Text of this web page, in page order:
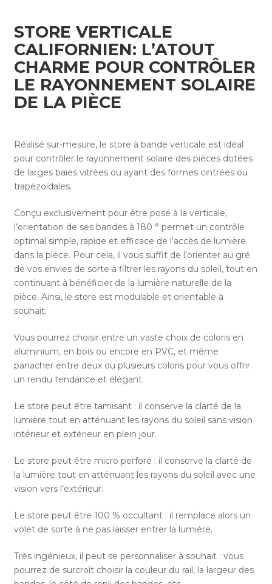
STORE VERTICALE
CALIFORNIEN: L’ATOUT
CHARME POUR CONTRÔLER
LE RAYONNEMENT SOLAIRE
DE LA PIÈCE
Réalisé sur-mesure, le store à bande verticale est idéal
pour contrôler le rayonnement solaire des pièces dotées
de larges baies vitrées ou ayant des formes cintrées ou
trapézoïdales.
Conçu exclusivement pour être posé à la verticale,
l’orientation de ses bandes à 180 ° permet un contrôle
optimal simple, rapide et efficace de l’accès de lumière
dans la pièce. Pour cela, il vous suffit de l’orienter au gré
de vos envies de sorte à filtrer les rayons du soleil, tout en
continuant à bénéficier de la lumière naturelle de la
pièce. Ainsi, le store est modulable et orientable à
souhait.
Vous pourrez choisir entre un vaste choix de coloris en
aluminium, en bois ou encore en PVC, et même
panacher entre deux ou plusieurs coloris pour vous offrir
un rendu tendance et élégant.
Le store peut être tamisant : il conserve la clarté de la
lumière tout en atténuant les rayons du soleil sans vision
intérieur et extérieur en plein jour.
Le store peut être micro perforé : il conserve la clarté de
la lumière tout en atténuant les rayons du soleil avec une
vision vers l’extérieur.
Le store peut être 100 % occultant : il remplace alors un
volet de sorte à ne pas laisser entrer la lumière.
Très ingénieux, il peut se personnaliser à souhait : vous
pourrez de surcroît choisir la couleur du rail, la largeur des